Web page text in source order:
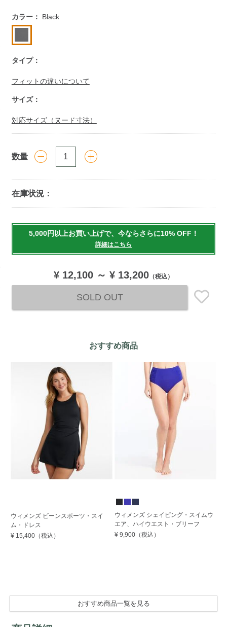
https://www.llbean.co.jp/womens/activewear/swimwear/g/
カラー： Black
タイプ：
フィットの違いについて
サイズ：
対応サイズ（ヌード寸法）
数量
在庫状況：
to
5,000円以上お買い上げで、今ならさらに10% OFF！
詳細はこちら
¥ 12,100 ～ ¥ 13,200 （税込）
SOLD OUT
おすすめ商品
ウィメンズ ビーンスポーツ・スイ
ム・ドレス
¥ 15,400（税込）
ウィメンズ シェイピング・スイムウ
エア、ハイウエスト・ブリーフ
¥ 9,900 （税込）
おすすめ商品一覧を見る